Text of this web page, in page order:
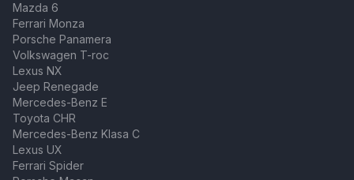
Mazda 6
Ferrari Monza
Porsche Panamera
Volkswagen T-roc
Lexus NX
Jeep Renegade
Mercedes-Benz E
Toyota CHR
Mercedes-Benz Klasa C
Lexus UX
Ferrari Spider